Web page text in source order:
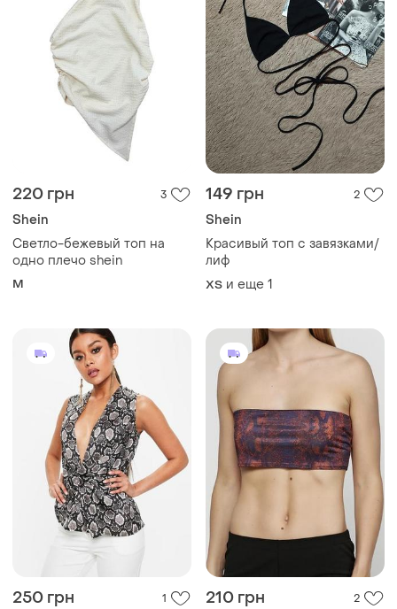
220 грн 3
Shein
Светло-бежевый топ на
одно плечо shein
M
149 грн 2
Shein
Красивый топ с завязками/
лиф
ХS и еще 1
250 грн 1 210 грн 2